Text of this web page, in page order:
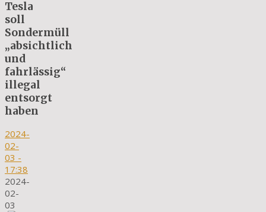
Tesla
soll
Sondermüll
„absichtlich
und
fahrlässig“
illegal
entsorgt
haben
2024-
02-
03 -
17:38
2024-
02-
03